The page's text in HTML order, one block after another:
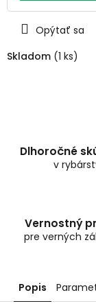
Skladom (1 ks)
Opýtať sa
Dlhoročné
v
Vernostný
pre verných
Popis